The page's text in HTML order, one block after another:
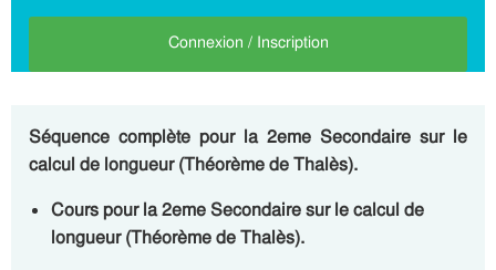
Connexion / Inscription
Séquence complète pour la 2eme Secondaire sur le
calcul de longueur (Théorème de Thalès).
Cours pour la 2eme Secondaire sur le calcul de
longueur (Théorème de Thalès).